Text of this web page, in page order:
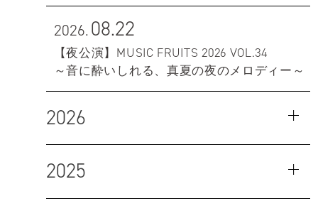
2026.08.22
【夜公演】MUSIC FRUITS 2026 VOL.34
～音に酔いしれる、真夏の夜のメロディー～
2026
2025